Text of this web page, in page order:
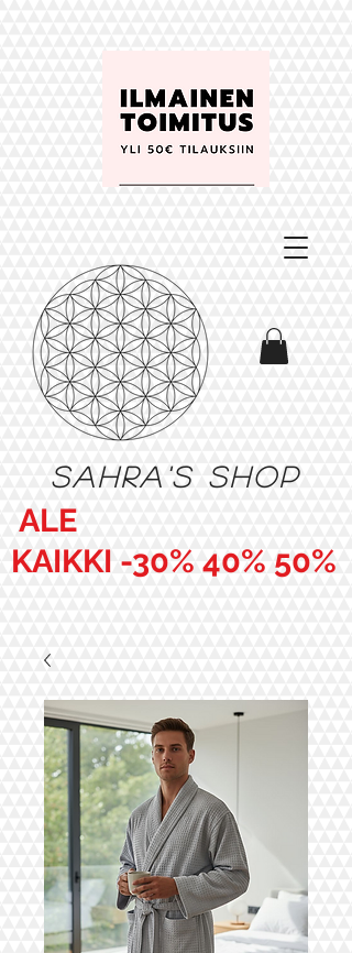
Sahra's shop
ALE
KAIKKI -30% 40% 50%